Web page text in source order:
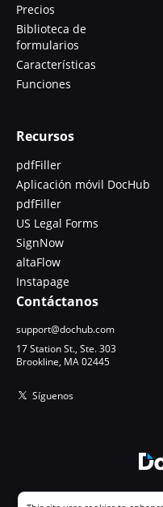
Precios
Biblioteca de
formularios
Características
Funciones
Recursos
pdfFiller
Aplicación móvil DocHub
pdfFiller
US Legal Forms
SignNow
altaFlow
Instapage
Contáctanos
support@dochub.com
17 Station St., Ste. 303
Brookline, MA 02445
Síguenos